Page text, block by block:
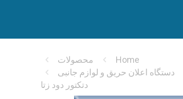
Home
محصولات
دستگاه اعلان حريق و لوازم جانبی
دتكتور دود زتا